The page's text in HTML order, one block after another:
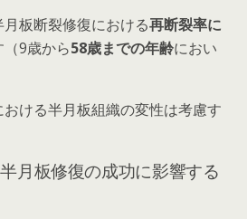
板断裂修復における再断裂率に
（9歳から58歳までの年齢におい
ける半月板組織の変性は考慮す
月板修復の成功に影響する